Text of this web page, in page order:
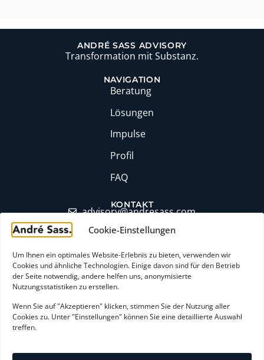
Cookie-Einstellungen
Um Ihnen ein optimales Website-Erlebnis zu bieten, verwenden wir
Cookies und ähnliche Technologien. Einige davon sind für den Betrieb
der Seite notwendig, andere helfen uns, anonymisierte
Nutzungsstatistiken zu erstellen.
Wenn Sie auf "Akzeptieren" klicken, stimmen Sie der Nutzung aller
Cookies zu. Unter "Einstellungen" können Sie eine detaillierte Auswahl
treffen.
ANDRÉ SASS ADVISORY
Transformation mit Substanz.
NAVIGATION
Beratung
Lösungen
Impulse
Profil
FAQ
KONTAKT
moc.ssaserdna@yrosivda
+49 (0)6174 9357871
LinkedIn Profil
Erstgespräch buchen
AGB